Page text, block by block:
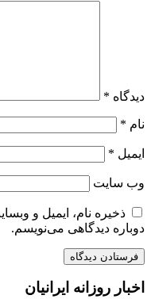
دیدگاه *
نام *
ایمیل *
وب‌ سایت
ذخیره نام، ایمیل و
دوباره دیدگاهی می‌نویسم.
اخبار روزانه ایرانیان